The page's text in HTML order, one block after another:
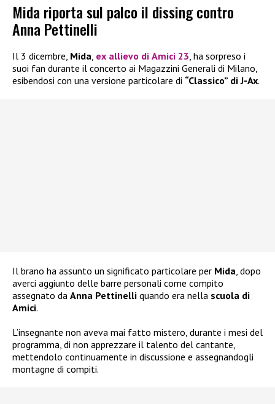
Mida riporta sul palco il dissing contro
Anna Pettinelli
Il 3 dicembre, Mida ex allievo di Amici 23 , ha sorpreso i
suoi fan durante il concerto ai Magazzini Generali di Milano,
esibendosi con una versione particolare di “Classico” di J-Ax.
Il brano ha assunto un significato particolare per Mida , dopo
averci aggiunto delle barre personali come compito
assegnato da Anna Pettinelli quando era nella scuola di
Amici.
L’insegnante non aveva mai fatto mistero, durante i mesi del
programma, di non apprezzare il talento del cantante,
mettendolo continuamente in discussione e assegnandogli
montagne di compiti.